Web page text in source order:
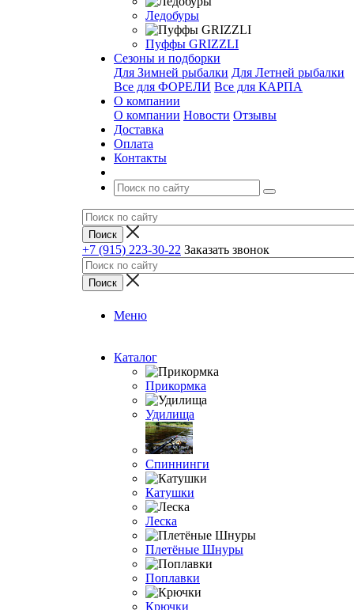
Ледобуры
Пуффы GRIZZLI
Сезоны и подборки
Для Зимней рыбалки Для Летней рыбалки
Все для ФОРЕЛИ Все для КАРПА
О компании
О компании Новости Отзывы
Доставка
Оплата
Контакты
+7 (915) 223-30-22 Заказать звонок
Меню
Каталог
Прикормка
Удилища
Спиннинги
Катушки
Леска
Плетёные Шнуры
Поплавки
Крючки